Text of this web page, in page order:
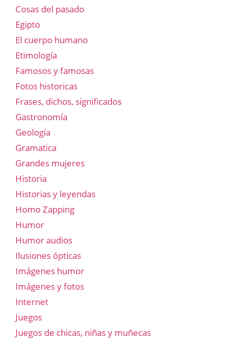
Cosas del pasado
Egipto
El cuerpo humano
Etimología
Famosos y famosas
Fotos historicas
Frases, dichos, significados
Gastronomía
Geología
Gramatica
Grandes mujeres
Historia
Historias y leyendas
Homo Zapping
Humor
Humor audios
Ilusiones ópticas
Imágenes humor
Imágenes y fotos
Internet
Juegos
Juegos de chicas, niñas y muñecas